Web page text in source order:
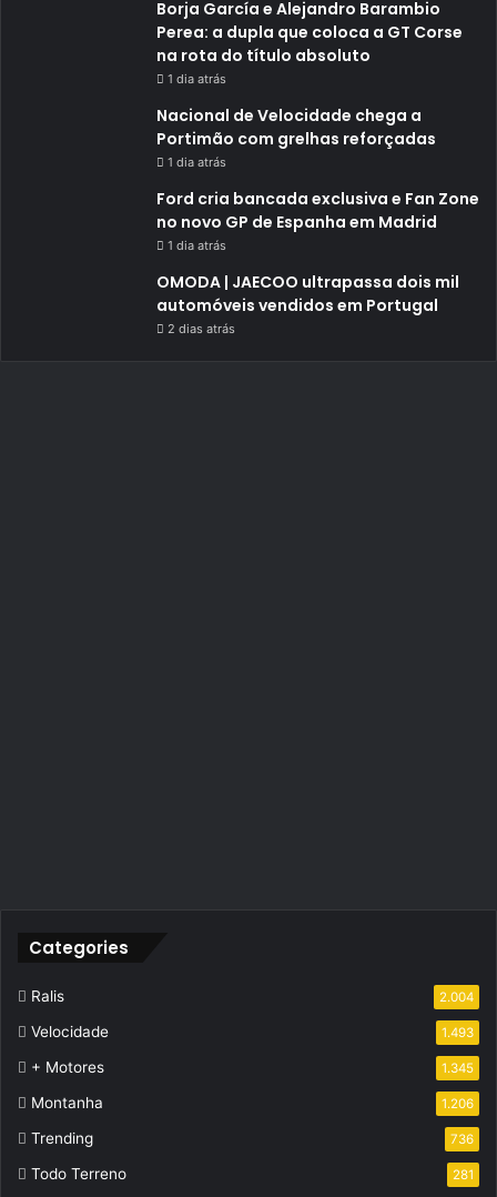
Borja García e Alejandro Barambio
Perea: a dupla que coloca a GT Corse
na rota do título absoluto
1 dia atrás
Nacional de Velocidade chega a
Portimão com grelhas reforçadas
1 dia atrás
Ford cria bancada exclusiva e Fan Zone
no novo GP de Espanha em Madrid
1 dia atrás
OMODA | JAECOO ultrapassa dois mil
automóveis vendidos em Portugal
2 dias atrás
Categories
Ralis 2.004
Velocidade 1.493
+ Motores 1.345
Montanha 1.206
Trending 736
Todo Terreno 281